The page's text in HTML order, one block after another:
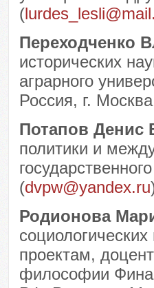
(
Переходченко
исторических
аграрного
Россия, г.
Потапов Денис
политики и
(dvpw@yandex.ru
Родионова
проектам,
философии